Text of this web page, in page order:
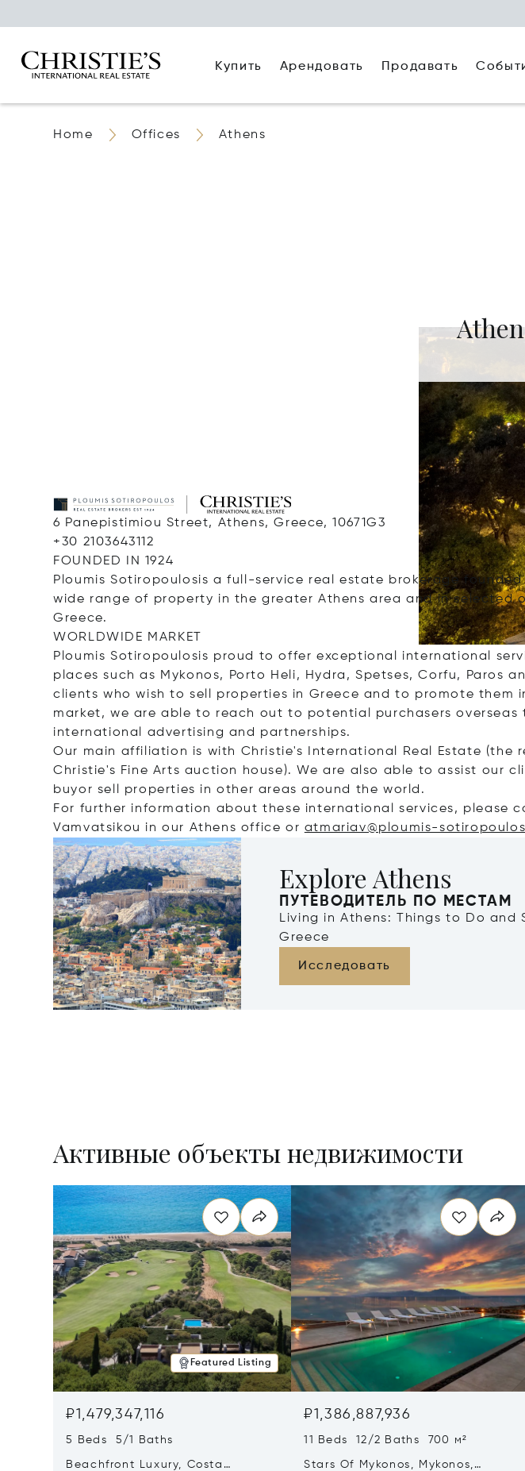
Купить Арендовать Продавать
Home Offices Athens
6 Panepistimiou Street, Athens, Greece, 10671G3
+30 2103643112
FOUNDED IN 1924
Ploumis Sotiropoulosis a full-service real estate brokerage founded
wide range of property in the greater Athens area and in selected
Greece.
WORLDWIDE MARKET
Ploumis Sotiropoulosis proud to offer exceptional international
places such as Mykonos, Porto Heli, Hydra, Spetses, Corfu, Paros
clients who wish to sell properties in Greece and to promote them
market, we are able to reach out to potential purchasers overseas
international advertising and partnerships.
Our main affiliation is with Christie's International Real Estate (the
Christie's Fine Arts auction house). We are also able to assist our
buyor sell properties in other areas around the world.
For further information about these international services, please
Vamvatsikou in our Athens office or atmariav@ploumis-
Explore Athens
ПУТЕВОДИТЕЛЬ ПО МЕСТАМ
Living in Athens: Things to Do and
Greece
Исследовать
Активные объекты недвижимости
Featured Listing
₽1,479,347,116
5 Beds 5/1 Baths
Beachfront Luxury, Costa
₽1,386,887,936
11 Beds 12/2 Baths 700 м²
Stars Of Mykonos, Mykonos,